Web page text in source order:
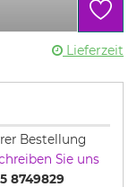
Lieferzeit
Bestellung
Sie uns
8749829